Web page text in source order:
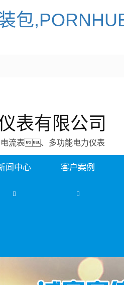
包
表有限公司
流表、多功能电力仪表
闻中心 客户案例